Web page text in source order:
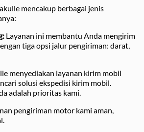
mencakup berbagai jenis
Layanan ini membantu Anda mengirim
tiga opsi jalur pengiriman: darat,
menyediakan layanan kirim mobil
solusi ekspedisi kirim mobil.
adalah prioritas kami.
pengiriman motor kami aman,